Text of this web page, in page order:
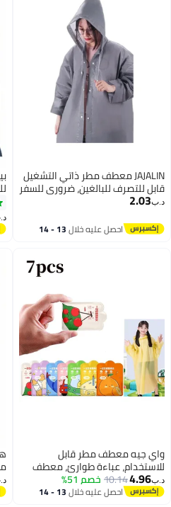
JAJALIN معطف مطر ذاتي التشغيل
قابل للتصرف للبالغين، ضروري للسفر
في الهواء الطلق، بونشو للدراجات
غطاء رأس، رمادي
د.ب‏2.03
احصل عليه خلال 13 - 14
واي جيه معطف مطر قابل
للاستخدام، عباءة طوارئ، معطف
مطر مناسب للبالغين من النساء
د.ب‏4.96
10.14خصم 51%
احصل عليه خلال 13 - 14